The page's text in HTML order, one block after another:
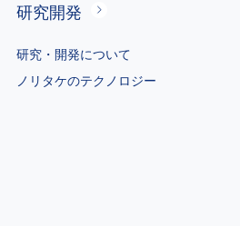
研究開発
研究・開発について
ノリタケのテクノロジー